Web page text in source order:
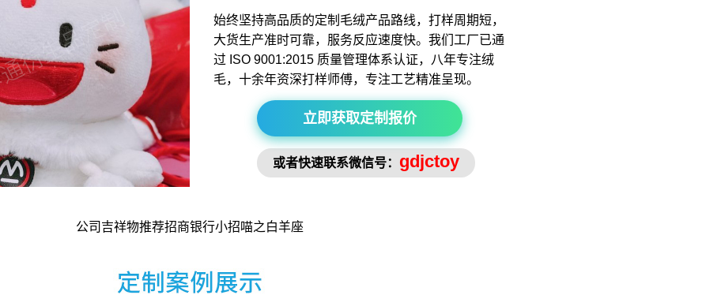
始终坚持高品质的定制毛绒产品路线，打样周期短，
大货生产准时可靠，服务反应速度快。我们工厂已通
过 ISO 9001:2015 质量管理体系认证，八年专注绒
毛，十余年资深打样师傅，专注工艺精准呈现。
立即获取定制报价
或者快速联系微信号： gdjctoy
公司吉祥物推荐招商银行小招喵之白羊座